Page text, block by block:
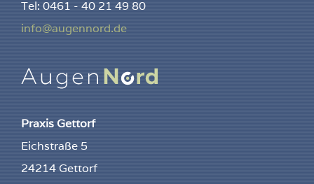
Tel: 0461 - 40 21 49 80
info@augennord.de
Praxis Gettorf
Eichstraße 5
24214 Gettorf